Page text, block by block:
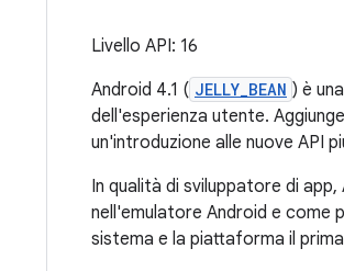
Livello API: 16
Android 4.1 ( JELLY_BEAN ) è
dell'esperienza utente.
un'introduzione alle nuove API
In qualità di sviluppatore di app,
nell'emulatore Android e come
sistema e la piattaforma il